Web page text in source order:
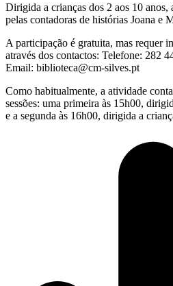
Dirigida a crianças dos 2 aos 10
pelas contadoras de histórias Joana e
A participação é gratuita, mas requer
através dos contactos: Telefone: 282
Email: biblioteca@cm-silves.pt
Como habitualmente, a atividade
sessões: uma primeira às 15h00,
e a segunda às 16h00, dirigida a